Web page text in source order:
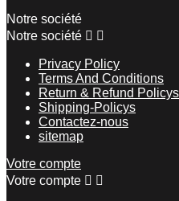
Notre société
Notre société  
Privacy Policy
Terms And Conditions
Return & Refund Policys
Shipping-Policys
Contactez-nous
sitemap
Votre compte
Votre compte  